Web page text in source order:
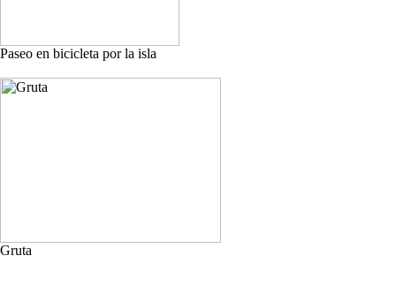
Paseo en bicicleta por la isla
Gruta